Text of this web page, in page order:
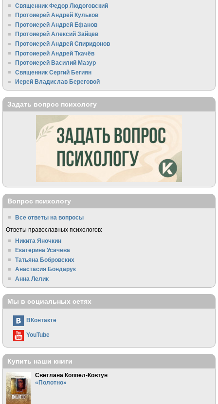
Священник Федор Людоговский
Протоиерей Андрей Кульков
Протоиерей Андрей Ефанов
Протоиерей Алексий Зайцев
Протоиерей Андрей Спиридонов
Протоиерей Андрей Ткачёв
Протоиерей Василий Мазур
Священник Сергий Бегиян
Иерей Владислав Береговой
Задать вопрос психологу
Вопрос психологу
Все ответы на вопросы
Ответы православных психологов:
Никита Яночкин
Екатерина Усачева
Татьяна Бобровских
Анастасия Бондарук
Анна Лелик
Мы в социальных сетях
ВКонтакте
YouTube
Купить наши книги
Светлана Коппел-Ковтун
«Полотно»